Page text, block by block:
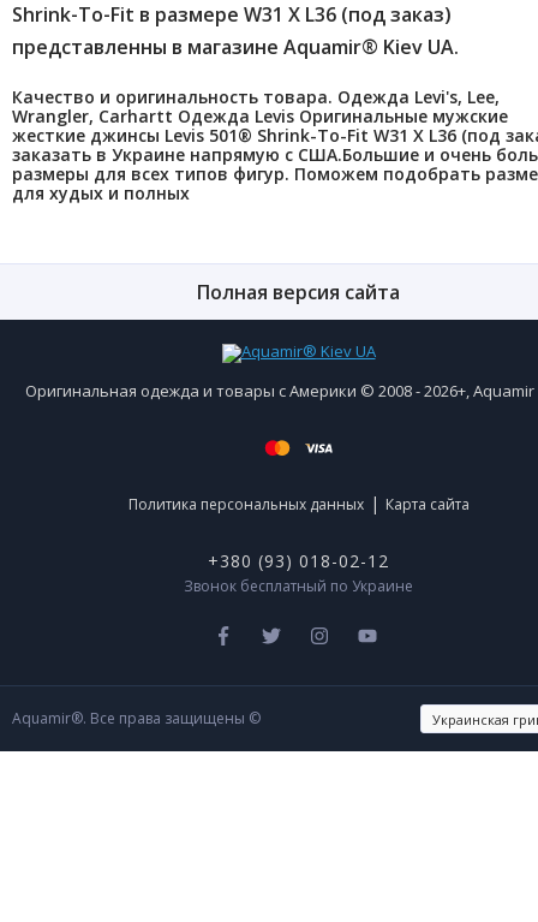
Shrink-To-Fit в размере W31 X L36 (под заказ)
представленны в магазине Aquamir® Kiev UA.
Качество и оригинальность товара. Одежда Levi's, Lee,
Wrangler, Carhartt Одежда Levis Оригинальные мужские
жесткие джинсы Levis 501® Shrink-To-Fit W31 X L36 (под
заказать в Украине напрямую с США.Большие и очень
размеры для всех типов фигур. Поможем подобрать
для худых и полных
Полная версия сайта
Оригинальная одежда и товары с Америки © 2008 - 2026+,
Политика персональных данных | Карта сайта
+380 (93) 018-02-12
Звонок бесплатный по Украине
Aquamir®. Все права защищены ©